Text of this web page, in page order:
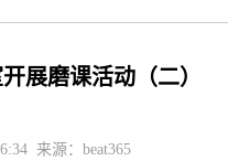
展磨课活动（二）
来源：beat365